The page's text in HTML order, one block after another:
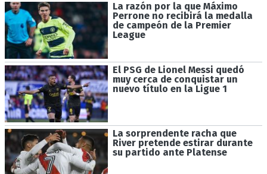
La razón por la que Máximo
Perrone no recibirá la medalla
de campeón de la Premier
League
El PSG de Lionel Messi quedó
muy cerca de conquistar un
nuevo título en la Ligue 1
La sorprendente racha que
River pretende estirar durante
su partido ante Platense